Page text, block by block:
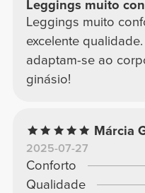
Leggings muito
Leggings muito
excelente
adaptam-se ao
ginásio!
Márcia
2025-07-27
Conforto
Qualidade